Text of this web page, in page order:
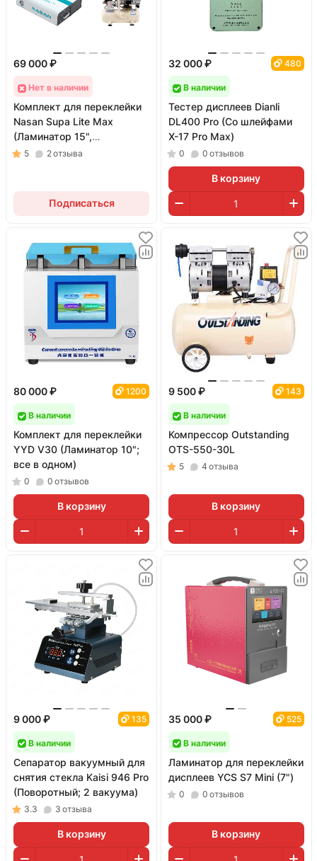
69 000 ₽
Нет в наличии
Комплект для переклейки
Nasan Supa Lite Max
(Ламинатор 15",
барокамера B2 Max, помпа
5 2отзыва
Подписаться
32 000 ₽ 480
В наличии
Тестер дисплеев Dianli
DL400 Pro (Со шлейфами
X-17 Pro Max)
0 0 отзывов
В корзину
80 000 ₽ 1200
В наличии
Комплект для переклейки
YYD V30 (Ламинатор 10";
все в одном)
0 0 отзывов
В корзину
9 500 ₽ 143
В наличии
Компрессор Outstanding
OTS-550-30L
5 4 отзыва
В корзину
9 000 ₽ 135
В наличии
Сепаратор вакуумный для
снятия стекла Kaisi 946 Pro
(Поворотный; 2 вакуума)
3.3 3 отзыва
В корзину
35 000 ₽ 525
В наличии
Ламинатор для переклейки
дисплеев YCS S7 Mini (7")
0 0 отзывов
В корзину